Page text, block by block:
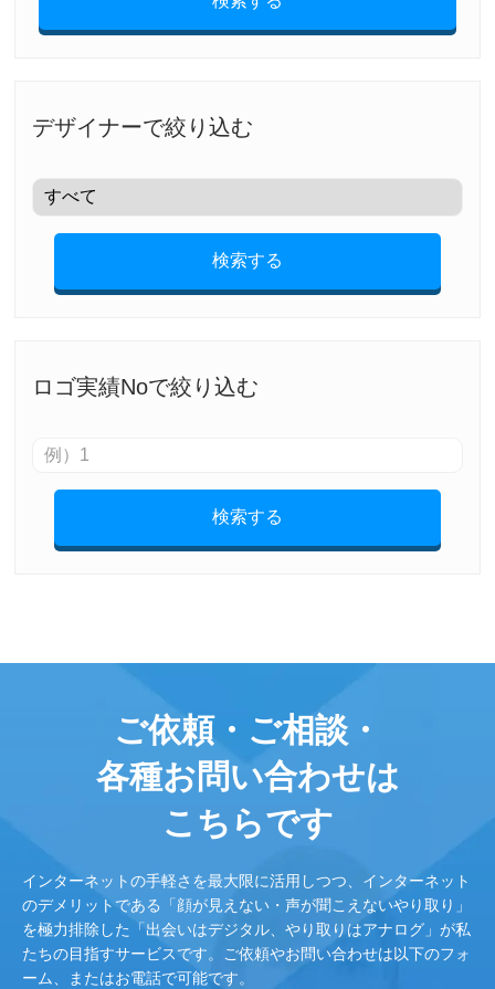
デザイナーで絞り込む
検索する
ロゴ実績Noで絞り込む
検索する
ご依頼・ご相談・
各種お問い合わせは
こちらです
インターネットの手軽さを最大限に活用しつつ、インターネット
のデメリットである「顔が見えない・声が聞こえないやり取り」
を極力排除した「出会いはデジタル、やり取りはアナログ」が私
たちの目指すサービスです。ご依頼やお問い合わせは以下のフォ
ーム、またはお電話で可能です。